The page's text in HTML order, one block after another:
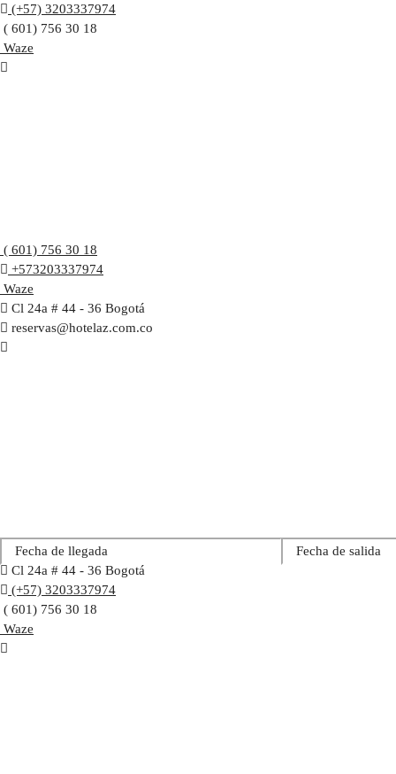
(+57) 3203337974
( 601) 756 30 18
Waze
( 601) 756 30 18
+573203337974
Waze
Cl 24a # 44 - 36 Bogotá
reservas@hotelaz.com.co
Cl 24a # 44 - 36 Bogotá
(+57) 3203337974
( 601) 756 30 18
Waze